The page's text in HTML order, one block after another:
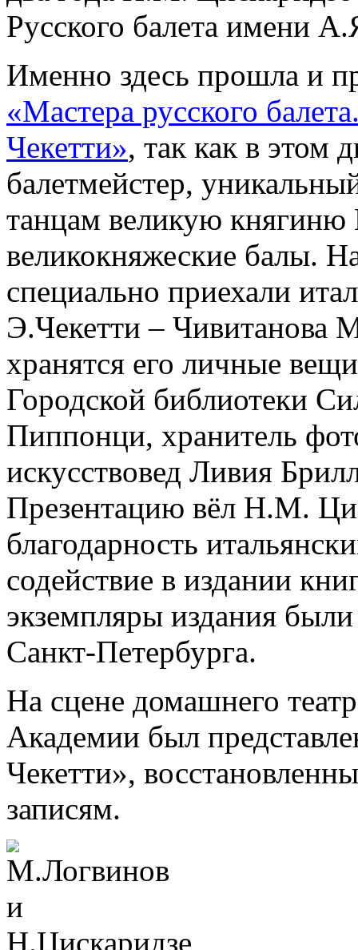
Русского балета имени
Именно здесь прошла и
«Мастера русского
Чекетти», так как в этом
балетмейстер,
танцам великую
великокняжеские балы.
специально приехали
Э.Чекетти – Чивитанова
хранятся его личные
Городской библиотеки
Пиппонци, хранитель
искусствовед Ливия
Презентацию вёл Н.М.
благодарность
содействие в издании
экземпляры издания
Санкт-Петербурга.
На сцене домашнего
Академии был
Чекетти»,
записям.